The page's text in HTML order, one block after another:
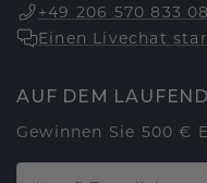
+49 206 570 833 08
Einen Livechat
AUF DEM
Gewinnen Sie 500 €